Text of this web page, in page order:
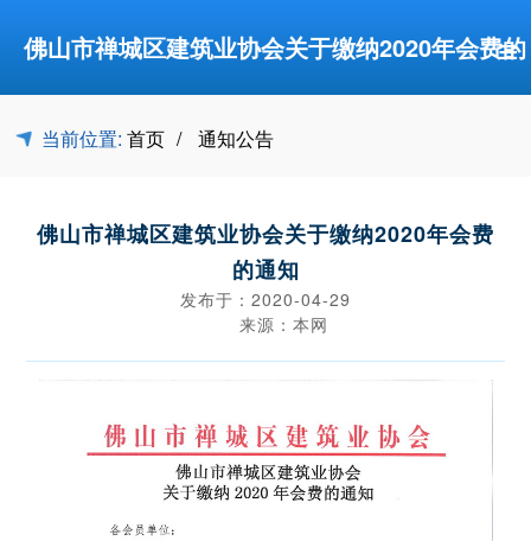
佛山市禅城区建筑业协会关于缴纳2020年会费的
通知-通知公告-佛山市禅城区建筑业协会
≡
当前位置: 首页 通知公告
佛山市禅城区建筑业协会关于缴纳2020年会费
的通知
发布于：2020-04-29
来源：本网